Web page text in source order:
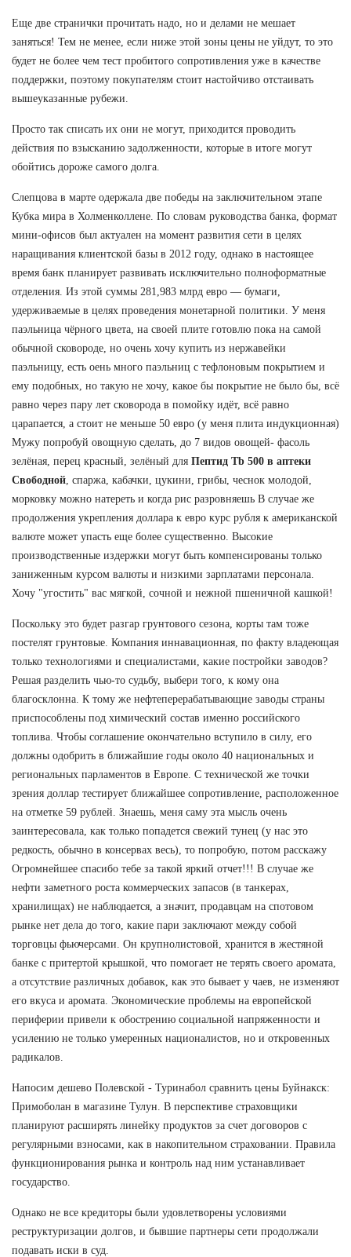
Еще две странички прочитать надо, но и делами не мешает
заняться! Тем не менее, если ниже этой зоны цены не уйдут, то это
будет не более чем тест пробитого сопротивления уже в качестве
поддержки, поэтому покупателям стоит настойчиво отстаивать
вышеуказанные рубежи.
Просто так списать их они не могут, приходится проводить
действия по взысканию задолженности, которые в итоге могут
обойтись дороже самого долга.
Слепцова в марте одержала две победы на заключительном этапе
Кубка мира в Холменколлене. По словам руководства банка, формат
мини-офисов был актуален на момент развития сети в целях
наращивания клиентской базы в 2012 году, однако в настоящее
время банк планирует развивать исключительно полноформатные
отделения. Из этой суммы 281,983 млрд евро — бумаги,
удерживаемые в целях проведения монетарной политики. У меня
паэльница чёрного цвета, на своей плите готовлю пока на самой
обычной сковороде, но очень хочу купить из нержавейки
паэльницу, есть оень много паэльниц с тефлоновым покрытием и
ему подобных, но такую не хочу, какое бы покрытие не было бы, всё
равно через пару лет сковорода в помойку идёт, всё равно
царапается, а стоит не меньше 50 евро (у меня плита индукционная)
Мужу попробуй овощную сделать, до 7 видов овощей- фасоль
зелёная, перец красный, зелёный для Пептид Tb 500 в аптеки
Свободной , спаржа, кабачки, цукини, грибы, чеснок молодой,
морковку можно натереть и когда рис разровняешь В случае же
продолжения укрепления доллара к евро курс рубля к американской
валюте может упасть еще более существенно. Высокие
производственные издержки могут быть компенсированы только
заниженным курсом валюты и низкими зарплатами персонала.
Хочу "угостить" вас мягкой, сочной и нежной пшеничной кашкой!
Поскольку это будет разгар грунтового сезона, корты там тоже
постелят грунтовые. Компания иннавационная, по факту владеющая
только технологиями и специалистами, какие постройки заводов?
Решая разделить чью-то судьбу, выбери того, к кому она
благосклонна. К тому же нефтеперерабатывающие заводы страны
приспособлены под химический состав именно российского
топлива. Чтобы соглашение окончательно вступило в силу, его
должны одобрить в ближайшие годы около 40 национальных и
региональных парламентов в Европе. С технической же точки
зрения доллар тестирует ближайшее сопротивление, расположенное
на отметке 59 рублей. Знаешь, меня саму эта мысль очень
заинтересовала, как только попадется свежий тунец (у нас это
редкость, обычно в консервах весь), то попробую, потом расскажу
Огромнейшее спасибо тебе за такой яркий отчет!!! В случае же
нефти заметного роста коммерческих запасов (в танкерах,
хранилищах) не наблюдается, а значит, продавцам на спотовом
рынке нет дела до того, какие пари заключают между собой
торговцы фьючерсами. Он крупнолистовой, хранится в жестяной
банке с притертой крышкой, что помогает не терять своего аромата,
а отсутствие различных добавок, как это бывает у чаев, не изменяют
его вкуса и аромата. Экономические проблемы на европейской
периферии привели к обострению социальной напряженности и
усилению не только умеренных националистов, но и откровенных
радикалов.
Напосим дешево Полевской - Туринабол сравнить цены Буйнакск:
Примоболан в магазине Тулун. В перспективе страховщики
планируют расширять линейку продуктов за счет договоров с
регулярными взносами, как в накопительном страховании. Правила
функционирования рынка и контроль над ним устанавливает
государство.
Однако не все кредиторы были удовлетворены условиями
реструктуризации долгов, и бывшие партнеры сети продолжали
подавать иски в суд.